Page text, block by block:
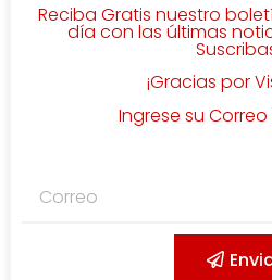
Reciba Gratis nuestro
día con las últimas
¡Gracias por
Ingrese su